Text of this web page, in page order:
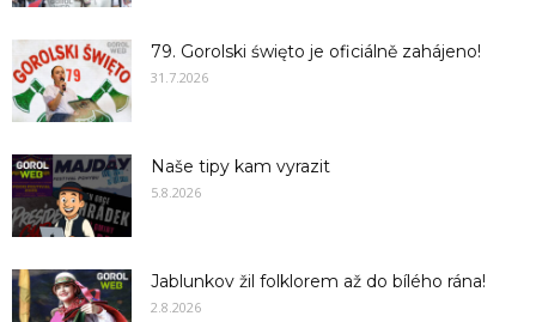
79. Gorolski święto je oficiálně zahájeno!
31.7.2026
Naše tipy kam vyrazit
5.8.2026
Jablunkov žil folklorem až do bílého rána!
2.8.2026